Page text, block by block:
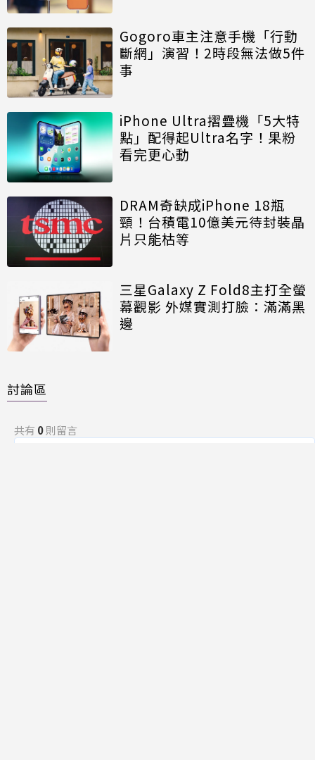
Gogoro車主注意手機「行動
斷網」演習！2時段無法做5件
事
iPhone Ultra摺疊機「5大特
點」配得起Ultra名字！果粉
看完更心動
DRAM奇缺成iPhone 18瓶
頸！台積電10億美元待封裝晶
片只能枯等
三星Galaxy Z Fold8主打全螢
幕觀影 外媒實測打臉：滿滿黑
邊
討論區
共有 0則留言